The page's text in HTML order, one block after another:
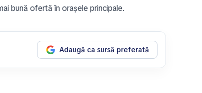
bună ofertă în orașele principale.
Adaugă ca sursă preferată